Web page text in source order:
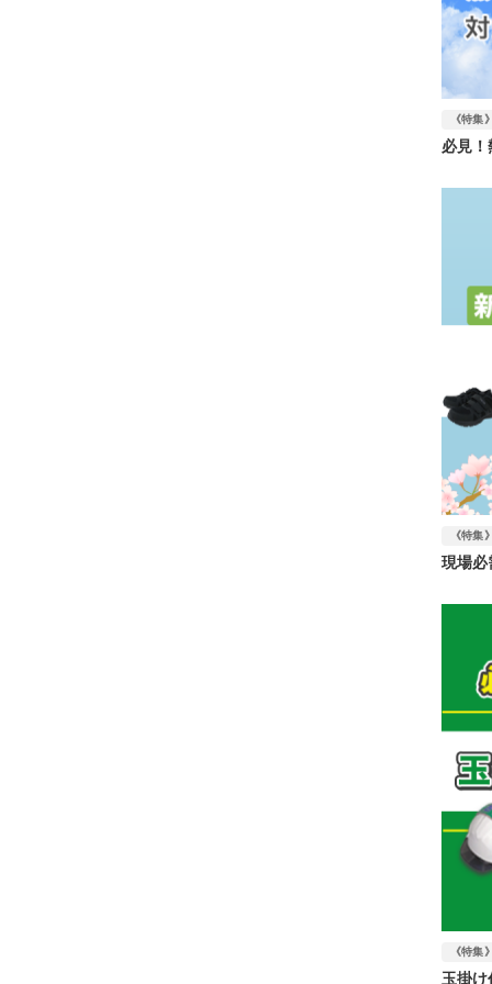
《特集
必見！
《特集
現場必
《特集
玉掛け